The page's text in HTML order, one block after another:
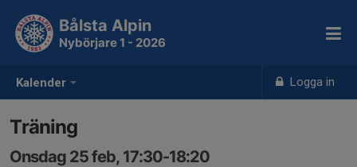
Kalender Logga in
Bålsta Alpin
Nybörjare 1 - 2026
Träning
Onsdag 25 feb, 17:30-18:20